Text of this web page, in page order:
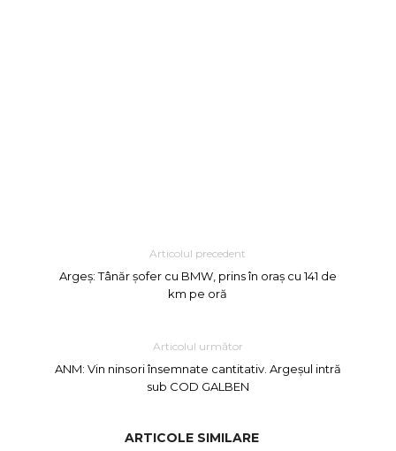
Articolul precedent
Argeș: Tânăr șofer cu BMW, prins în oraș cu 141 de
km pe oră
Articolul următor
ANM: Vin ninsori însemnate cantitativ. Argeșul intră
sub COD GALBEN
ARTICOLE SIMILARE